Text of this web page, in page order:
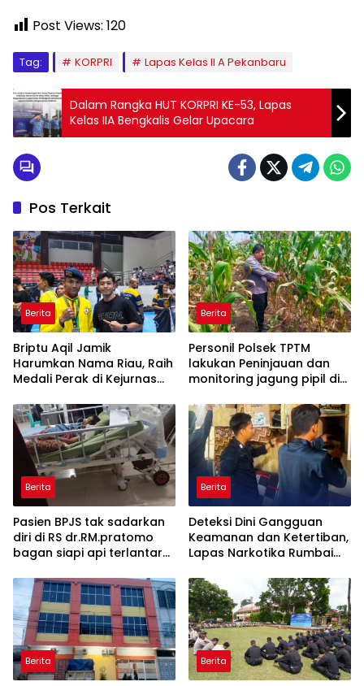
Post Views: 120
Tag: KORPRI Lapas Kelas II A Pekanbaru
Dalam Rangka HUT KORPRI KE-53, Lapas
Kelas IIA Bengkalis Gelar Upacara
Pos Terkait
Berita
Briptu Aqil Jamik
Harumkan Nama Riau, Raih
Medali Perak di Kejurnas
Berita
Personil Polsek TPTM
lakukan Peninjauan dan
monitoring jagung pipil di
TPTM
Berita
Pasien BPJS tak sadarkan
diri di RS dr.RM.pratomo
bagan siapi api terlantar
ke RS di pekanbaru
Berita
Deteksi Dini Gangguan
Keamanan dan Ketertiban,
Lapas Narkotika Rumbai
Hunian
Berita Berita